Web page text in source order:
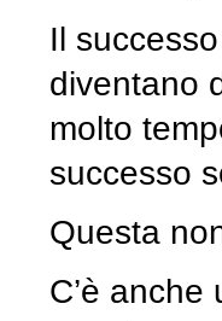
Il
diventano
molto
successo
Questa
C’è